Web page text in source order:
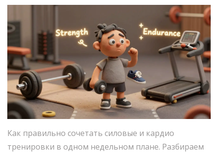
Как правильно сочетать силовые и кардио
тренировки в одном недельном плане. Разбираем